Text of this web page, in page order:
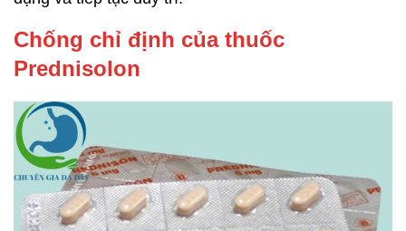
Chống chỉ định của thuốc
Prednisolon